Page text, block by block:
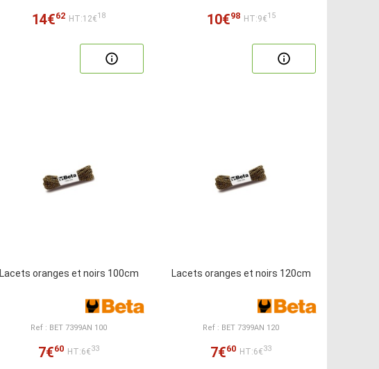
14€62 HT:12€18 10€98 HT:9€15
Lacets oranges et noirs 100cm
Ref : BET 7399AN 100
7€60 HT:6€33
Lacets oranges et noirs 120cm
Ref : BET 7399AN 120
7€60 HT:6€33